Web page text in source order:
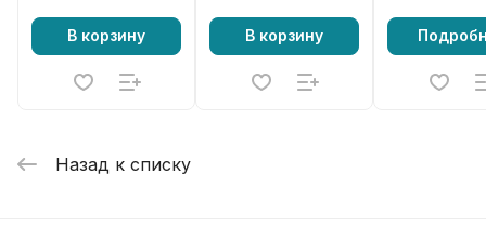
В корзину В корзину
Назад к списку